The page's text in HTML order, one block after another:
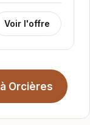
il offre un...
Voir l'offre
Orcières